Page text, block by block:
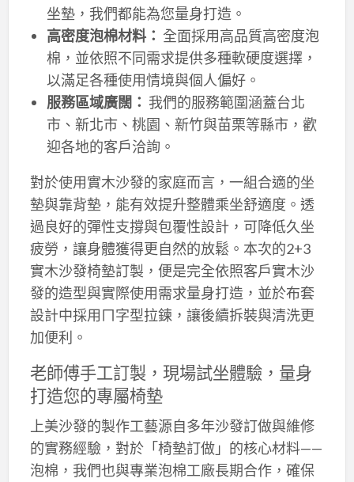
坐墊，我們都能為您量身打造。
高密度泡棉材料： 全面採用高品質高密度泡
棉，並依照不同需求提供多種軟硬度選擇，
以滿足各種使用情境與個人偏好。
服務區域廣闊： 我們的服務範圍涵蓋台北
市、新北市、桃園、新竹與苗栗等縣市，歡
迎各地的客戶洽詢。
對於使用實木沙發的家庭而言，一組合適的坐
墊與靠背墊，能有效提升整體乘坐舒適度。透
過良好的彈性支撐與包覆性設計，可降低久坐
疲勞，讓身體獲得更自然的放鬆。本次的2+3
實木沙發椅墊訂製，便是完全依照客戶實木沙
發的造型與實際使用需求量身打造，並於布套
設計中採用ㄇ字型拉鍊，讓後續拆裝與清洗更
加便利。
老師傅手工訂製，現場試坐體驗，量身
打造您的專屬椅墊
上美沙發的製作工藝源自多年沙發訂做與維修
的實務經驗，對於「椅墊訂做」的核心材料——
泡棉，我們也與專業泡棉工廠長期合作，確保